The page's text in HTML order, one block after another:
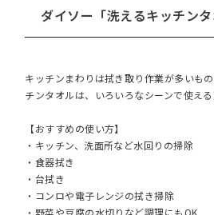
ダイソー「洗えるキッチン
キッチンまわりは拭き取り作業が多いも
チンタオルは、いろいろなシーンで使える
【おすすめの使い方】
・キッチン、洗面所など水回りの掃除
・食器拭き
・台拭き
・コンロや電子レンジの拭き掃除
・野菜や豆腐の水切りなど調理にもOK